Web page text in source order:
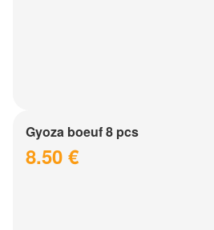
Gyoza boeuf 8 pcs
8.50 €